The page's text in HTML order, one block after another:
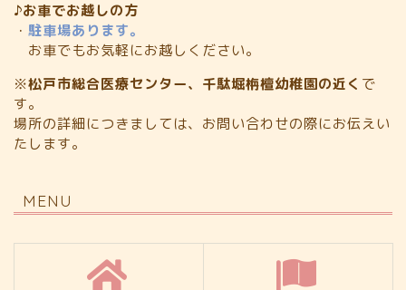
♪お車でお越しの方
・ 駐車場あります。
お車でもお気軽にお越しください。
※松戸市総合医療センター、千駄堀栴檀幼稚園の近く で
す。
場所の詳細につきましては、お問い合わせの際にお伝えい
たします。
MENU